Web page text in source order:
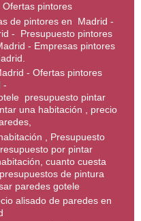
pintores
de pintores en Madrid -
- Presupuesto pintores
- Empresas pintores
- Ofertas pintores
-
presupuesto pintar
una habitación , precio
, Presupuesto
por pintar
cuanto cuesta
de pintura
paredes gotele
alisado de paredes en